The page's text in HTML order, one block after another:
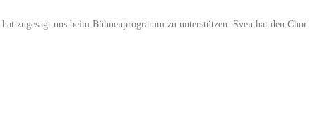
zugesagt uns beim Bühnenprogramm zu unterstützen. Sven hat den Chor